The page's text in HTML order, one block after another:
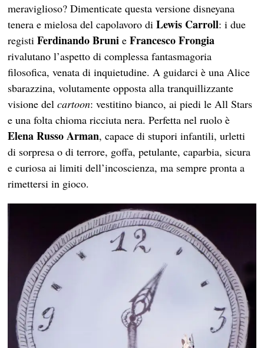
meraviglioso? Dimenticate questa versione disneyana
tenera e mielosa del capolavoro diLewis Carroll: i due
registiFerdinando BrunieFrancesco Frongia
rivalutano l’aspetto di complessa fantasmagoria
filosofica, venata di inquietudine. A guidarci è una Alice
sbarazzina, volutamente opposta alla tranquillizzante
visione delcartoon: vestitino bianco, ai piedi le All Stars
e una folta chioma ricciuta nera. Perfetta nel ruolo è
Elena Russo Arman, capace di stupori infantili, urletti
di sorpresa o di terrore, goffa, petulante, caparbia, sicura
e curiosa ai limiti dell’incoscienza, ma sempre pronta a
rimettersi in gioco.